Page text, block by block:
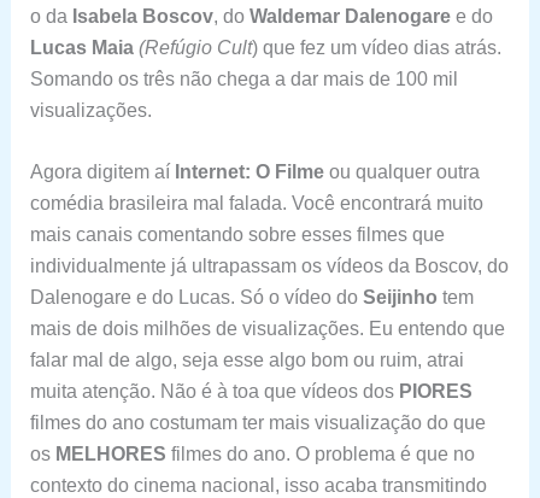
o da Isabela Boscov, do Waldemar Dalenogaree do
Lucas Maia (Refúgio Cult) que fez um vídeo dias atrás.
Somando os três não chega a dar mais de 100 mil
visualizações.
Agora digitem aí Internet: O Filmeou qualquer outra
comédia brasileira mal falada. Você encontrará muito
mais canais comentando sobre esses filmes que
individualmente já ultrapassam os vídeos da Boscov, do
Dalenogare e do Lucas. Só o vídeo do Seijinho tem
mais de dois milhões de visualizações. Eu entendo que
falar mal de algo, seja esse algo bom ou ruim, atrai
muita atenção. Não é à toa que vídeos dos PIORES
filmes do ano costumam ter mais visualização do que
os MELHORES filmes do ano. O problema é que no
contexto do cinema nacional, isso acaba transmitindo